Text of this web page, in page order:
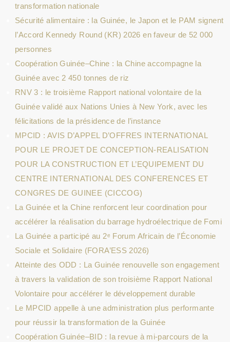
transformation nationale
Sécurité alimentaire : la Guinée, le Japon et le PAM signent
l’Accord Kennedy Round (KR) 2026 en faveur de 52 000
personnes
Coopération Guinée–Chine : la Chine accompagne la
Guinée avec 2 450 tonnes de riz
RNV 3 : le troisième Rapport national volontaire de la
Guinée validé aux Nations Unies à New York, avec les
félicitations de la présidence de l’instance
MPCID : AVIS D’APPEL D’OFFRES INTERNATIONAL
POUR LE PROJET DE CONCEPTION-REALISATION
POUR LA CONSTRUCTION ET L’EQUIPEMENT DU
CENTRE INTERNATIONAL DES CONFERENCES ET
CONGRES DE GUINEE (CICCOG)
La Guinée et la Chine renforcent leur coordination pour
accélérer la réalisation du barrage hydroélectrique de Fomi
La Guinée a participé au 2ᵉ Forum Africain de l’Économie
Sociale et Solidaire (FORA’ESS 2026)
Atteinte des ODD : La Guinée renouvelle son engagement
à travers la validation de son troisième Rapport National
Volontaire pour accélérer le développement durable
Le MPCID appelle à une administration plus performante
pour réussir la transformation de la Guinée
Coopération Guinée–BID : la revue à mi-parcours de la